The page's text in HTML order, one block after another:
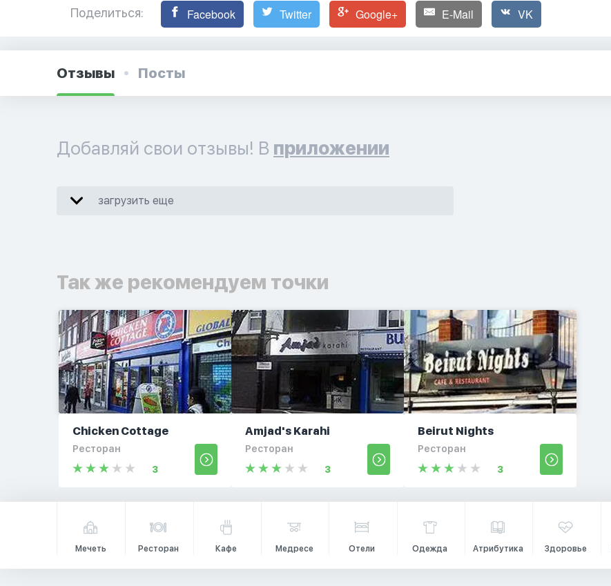
Поделиться: Facebook Twitter Google+ E-Mail VK
Отзывы Посты
Добавляй свои отзывы! В приложении
загрузить еще
Так же рекомендуем точки
Chicken Cottage
Ресторан
3
Amjad's Karahi
Ресторан
3
Beirut Nights
Ресторан
3
Мечеть Ресторан Кафе Медресе Отели Одежда Атрибутика Здоровье